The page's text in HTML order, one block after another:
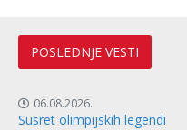
POSLEDNJE VESTI
06.08.2026.
Susret olimpijskih legendi